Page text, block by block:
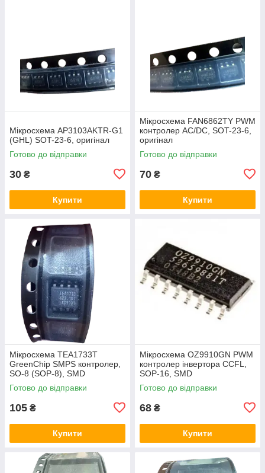
Мікросхема AP3103AKTR-G1
(GHL) SOT-23-6, оригінал
Готово до відправки
30 ₴
Купити
Мікросхема FAN6862TY PWM
контролер AC/DC, SOT-23-6,
оригінал
Готово до відправки
70 ₴
Купити
Мікросхема TEA1733T
GreenChip SMPS контролер,
SO-8 (SOP-8), SMD
Готово до відправки
105 ₴
Купити
Мікросхема OZ9910GN PWM
контролер інвертора CCFL,
SOP-16, SMD
Готово до відправки
68 ₴
Купити